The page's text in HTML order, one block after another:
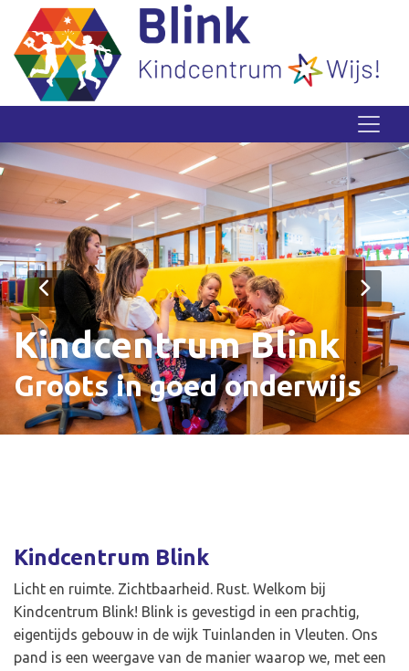
Kindcentrum Blink
Groots in goed onderwijs
Kindcentrum Blink
Licht en ruimte. Zichtbaarheid. Rust. Welkom bij
Kindcentrum Blink! Blink is gevestigd in een prachtig,
eigentijds gebouw in de wijk Tuinlanden in Vleuten. Ons
pand is een weergave van de manier waarop we, met een